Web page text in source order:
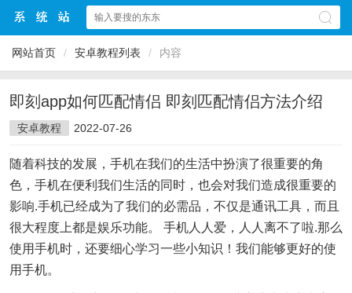
网站首页 / 安卓教程列表 / 内容
即刻app如何匹配情侣 即刻匹配情侣方法介绍
安卓教程 2022-07-26
随着科技的发展，手机在我们的生活中扮演了很重要的角
色，手机在便利我们生活的同时，也会对我们造成很重要的
影响.手机已经成为了我们的必需品，不仅是通讯工具，而且
很大程度上都是娱乐功能。 手机人人爱，人人离不了啦.那么
使用手机时，还要细心学习一些小知识！我们能够更好的使
用手机。